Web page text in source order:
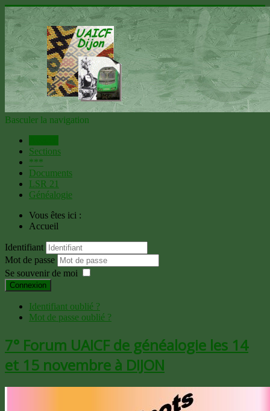
Basculer la navigation
Sections
***
Documents
LSR 21
Généalogie
Vous êtes ici :
Accueil
Identifiant
Mot de passe
Se souvenir de moi
Connexion
Identifiant oublié ?
Mot de passe oublié ?
7° Forum UAICF de généalogie les 14
et 15 novembre à DIJON